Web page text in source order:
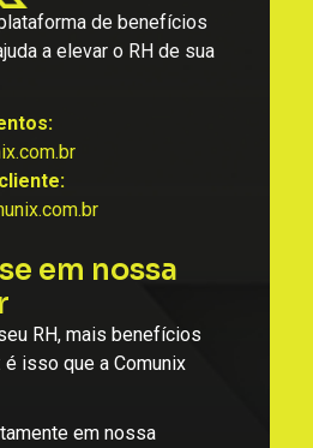
de benefícios
a elevar o RH de sua
em nossa
RH, mais benefícios
é isso que a Comunix
em nossa